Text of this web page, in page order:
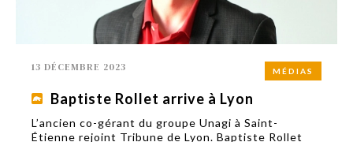
MÉDIAS
13 DÉCEMBRE 2023
Baptiste Rollet arrive à Lyon
L’ancien co-gérant du groupe Unagi à Saint-
Étienne rejoint Tribune de Lyon. Baptiste Rollet